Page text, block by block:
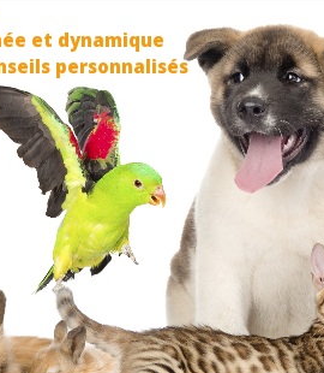
et dynamique
personnalisés